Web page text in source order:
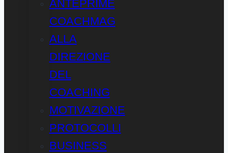
ANTEPRIME
COACHMAG
ALLA
DIREZIONE
DEL
COACHING
MOTIVAZIONE
PROTOCOLLI
BUSINESS